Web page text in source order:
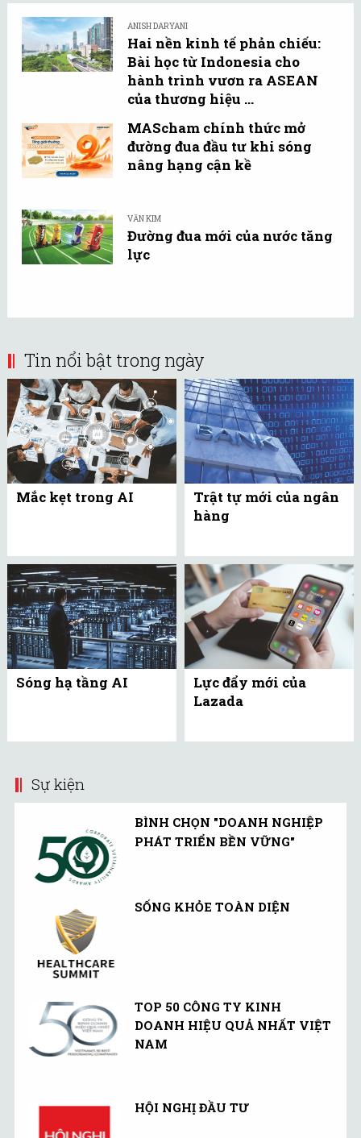
ANISH DARYANI
Hai nền kinh tế phản chiếu:
Bài học từ Indonesia cho
hành trình vươn ra ASEAN
của thương hiệu ...
MAScham chính thức mở
đường đua đầu tư khi sóng
nâng hạng cận kề
VĂN KIM
Đường đua mới của nước tăng
lực
Tin nổi bật trong ngày
Mắc kẹt trong AI
Trật tự mới của ngân
hàng
Sóng hạ tầng AI
Lực đẩy mới của
Lazada
Sự kiện
BÌNH CHỌN "DOANH NGHIỆP
PHÁT TRIỂN BỀN VỮNG"
SỐNG KHỎE TOÀN DIỆN
TOP 50 CÔNG TY KINH
DOANH HIỆU QUẢ NHẤT VIỆT
NAM
HỘI NGHỊ ĐẦU TƯ